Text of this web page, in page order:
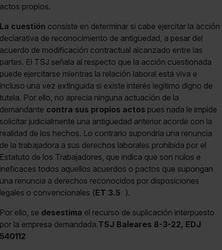
actos propios.
La cuestión consiste en determinar si cabe ejercitar la acción
declarativa de reconocimiento de antigüedad, a pesar del
acuerdo de modificación contractual alcanzado entre las
partes. El TSJ señala al respecto que la acción cuestionada
puede ejercitarse mientras la relación laboral está viva e
incluso una vez extinguida si existe interés legítimo digno de
tutela. Por ello, no aprecia ninguna actuación de la
demandante contra sus propios actos pues nada le impide
solicitar judicialmente una antigüedad anterior acorde con la
realidad de los hechos. Lo contrario supondría una renuncia
de la trabajadora a sus derechos laborales prohibida por el
Estatuto de los Trabajadores, que indica que son nulos e
ineficaces todos aquellos acuerdos o pactos que supongan
una renuncia a derechos reconocidos por disposiciones
legales o convencionales (ET 3.5 ).
Por ello, se desestima el recurso de suplicación interpuesto
por la empresa demandada.TSJ Baleares 8-3-22, EDJ
540112